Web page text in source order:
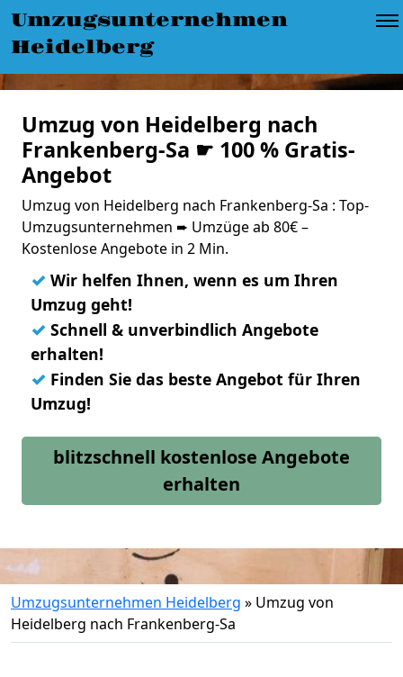
Umzugsunternehmen
Heidelberg
Umzug von Heidelberg nach
Frankenberg-Sa ☛ 100 % Gratis-
Angebot
Umzug von Heidelberg nach Frankenberg-Sa : Top-
Umzugsunternehmen ➨ Umzüge ab 80€ –
Kostenlose Angebote in 2 Min.
✓ Wir helfen Ihnen, wenn es um Ihren
Umzug geht!
✓ Schnell & unverbindlich Angebote
erhalten!
✓ Finden Sie das beste Angebot für Ihren
Umzug!
blitzschnell kostenlose Angebote
erhalten
Umzugsunternehmen Heidelberg » Umzug von
Heidelberg nach Frankenberg-Sa